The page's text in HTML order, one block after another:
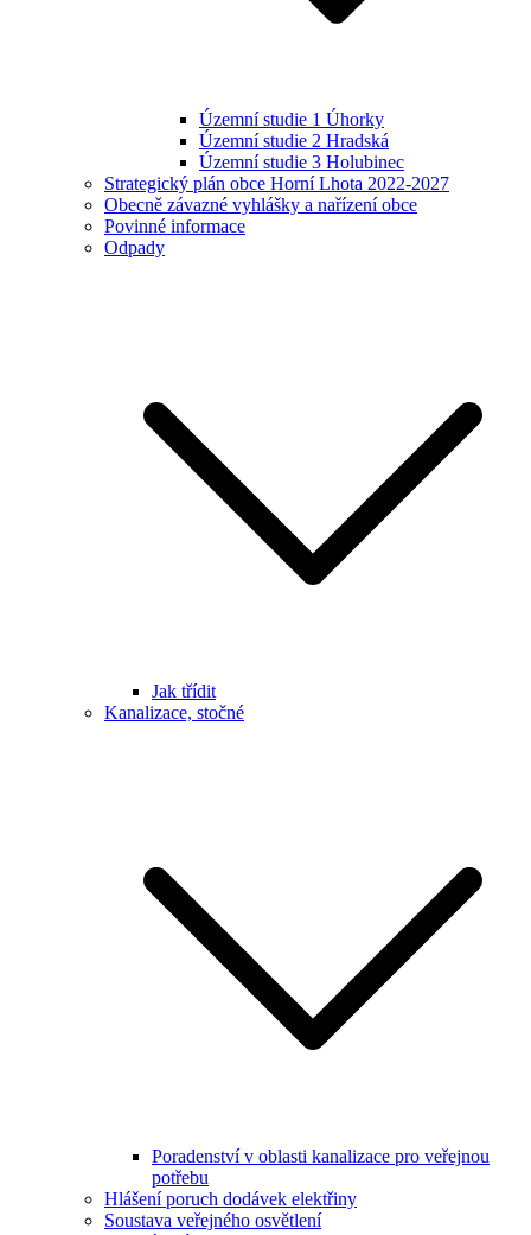
Územní studie 1 Úhorky
Územní studie 2 Hradská
Územní studie 3 Holubinec
Strategický plán obce Horní Lhota 2022-2027
Obecně závazné vyhlášky a nařízení obce
Povinné informace
Odpady
Jak třídit
Kanalizace, stočné
Poradenství v oblasti kanalizace pro veřejnou
potřebu
Hlášení poruch dodávek elektřiny
Soustava veřejného osvětlení